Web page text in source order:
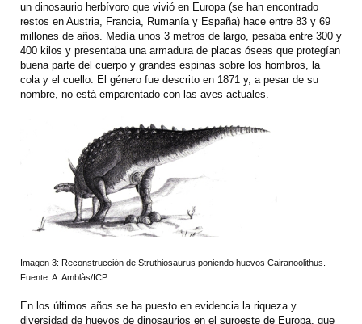
un dinosaurio herbívoro que vivió en Europa (se han encontrado
restos en Austria, Francia, Rumanía y España) hace entre 83 y 69
millones de años. Medía unos 3 metros de largo, pesaba entre 300 y
400 kilos y presentaba una armadura de placas óseas que protegían
buena parte del cuerpo y grandes espinas sobre los hombros, la
cola y el cuello. El género fue descrito en 1871 y, a pesar de su
nombre, no está emparentado con las aves actuales.
Imagen 3: Reconstrucción de Struthiosaurus poniendo huevos Cairanoolithus.
Fuente: A. Amblàs/ICP.
En los últimos años se ha puesto en evidencia la riqueza y
diversidad de huevos de dinosaurios en el suroeste de Europa, que